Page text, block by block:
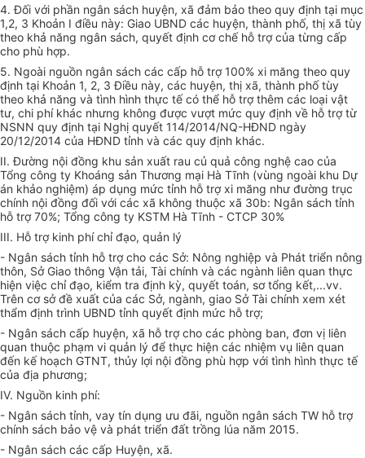
4. Đối với phần ngân sách huyện, xã đảm bảo theo quy định tại mục
1,2, 3 Khoản I điều này: Giao UBND các huyện, thành phố, thị xã tùy
theo khả năng ngân sách, quyết định cơ chế hỗ trợ của từng cấp
cho phù hợp.
5. Ngoài nguồn ngân sách các cấp hỗ trợ 100% xi măng theo quy
định tại Khoản 1, 2, 3 Điều này, các huyện, thị xã, thành phố tùy
theo khả năng và tình hình thực tế có thể hỗ trợ thêm các loại vật
tư, chi phí khác nhưng không được vượt mức quy định về hỗ trợ từ
NSNN quy định tại Nghị quyết 114/2014/NQ-HĐND ngày
20/12/2014 của HĐND tỉnh và các quy định khác.
II. Đường nội đồng khu sản xuất rau củ quả công nghệ cao của
Tổng công ty Khoáng sản Thương mại Hà Tĩnh (vùng ngoài khu Dự
án khảo nghiệm) áp dụng mức tỉnh hỗ trợ xi măng như đường trục
chính nội đồng đối với các xã không thuộc xã 30b: Ngân sách tỉnh
hỗ trợ 70%; Tổng công ty KSTM Hà Tĩnh - CTCP 30%
III. Hỗ trợ kinh phí chỉ đạo, quản lý
- Ngân sách tỉnh hỗ trợ cho các Sở: Nông nghiệp và Phát triển nông
thôn, Sở Giao thông Vận tải, Tài chính và các ngành liên quan thực
hiện việc chỉ đạo, kiểm tra định kỳ, quyết toán, sơ tổng kết,...vv.
Trên cơ sở đề xuất của các Sở, ngành, giao Sở Tài chính xem xét
thẩm định trình UBND tỉnh quyết định mức hỗ trợ;
- Ngân sách cấp huyện, xã hỗ trợ cho các phòng ban, đơn vị liên
quan thuộc phạm vi quản lý để thực hiện các nhiệm vụ liên quan
đến kế hoạch GTNT, thủy lợi nội đồng phù hợp với tình hình thực tế
của địa phương;
IV. Nguồn kinh phí:
- Ngân sách tỉnh, vay tín dụng ưu đãi, nguồn ngân sách TW hỗ trợ
chính sách bảo vệ và phát triển đất trồng lúa năm 2015.
- Ngân sách các cấp Huyện, xã.